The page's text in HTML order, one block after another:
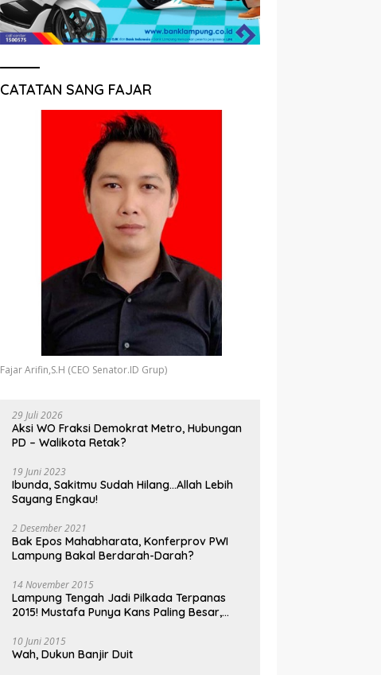
CATATAN SANG FAJAR
Fajar Arifin,S.H (CEO Senator.ID Grup)
29 Juli 2026
Aksi WO Fraksi Demokrat Metro, Hubungan
PD – Walikota Retak?
19 Juni 2023
Ibunda, Sakitmu Sudah Hilang…Allah Lebih
Sayang Engkau!
2 Desember 2021
Bak Epos Mahabharata, Konferprov PWI
Lampung Bakal Berdarah-Darah?
14 November 2015
Lampung Tengah Jadi Pilkada Terpanas
2015! Mustafa Punya Kans Paling Besar,
10 Juni 2015
Wah, Dukun Banjir Duit